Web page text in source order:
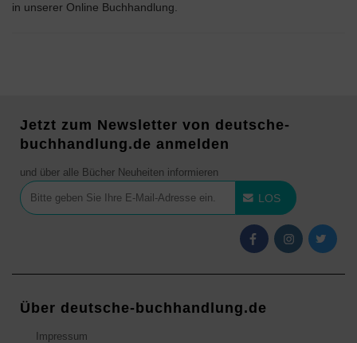
in unserer Online Buchhandlung.
Jetzt zum Newsletter von deutsche-
buchhandlung.de anmelden
und über alle Bücher Neuheiten informieren
LOS
Über deutsche-buchhandlung.de
Impressum